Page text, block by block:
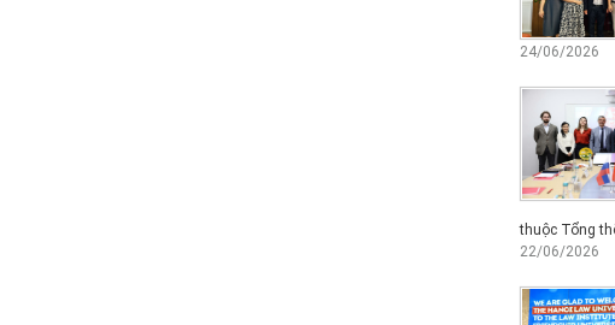
24/06/2026
thuộc Tổng
22/06/2026